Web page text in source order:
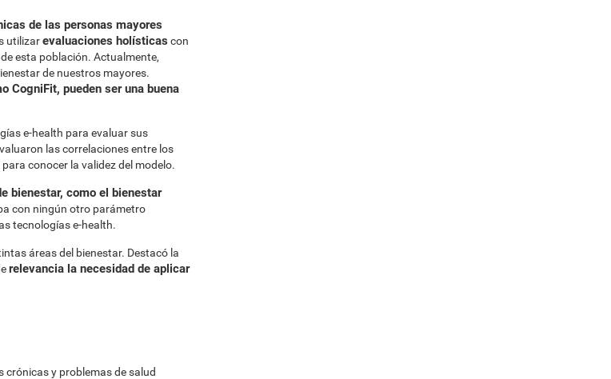
de las personas mayores
utilizarevaluaciones holísticas con
esta población. Actualmente,
de nuestros mayores.
CogniFit, pueden ser una buena
e-health para evaluar sus
las correlaciones entre los
conocer la validez del modelo.
bienestar, como el bienestar
con ningún otro parámetro
tecnologías e-health.
áreas del bienestar. Destacó la
relevancia la necesidad de aplicar
crónicas y problemas de salud